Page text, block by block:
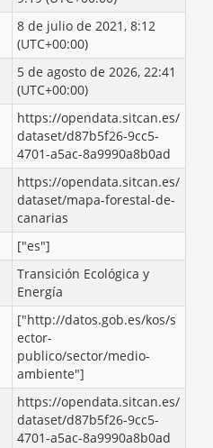
8 de julio de 2021, 8:12
(UTC+00:00)
5 de agosto de 2026, 22:41
(UTC+00:00)
https://opendata.sitcan.es/
dataset/d87b5f26-9cc5-
4701-a5ac-8a9990a8b0ad
https://opendata.sitcan.es/
dataset/mapa-forestal-de-
canarias
["es"]
Transición Ecológica y
Energía
["http://datos.gob.es/kos/s
ector-
publico/sector/medio-
ambiente"]
https://opendata.sitcan.es/
dataset/d87b5f26-9cc5-
4701-a5ac-8a9990a8b0ad